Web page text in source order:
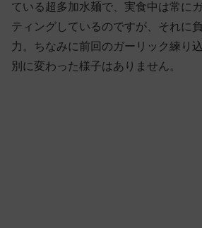
ている超多加水麺で、実食中は常に
ティングしているのですが、それに
力。ちなみに前回のガーリック練り
別に変わった様子はありません。